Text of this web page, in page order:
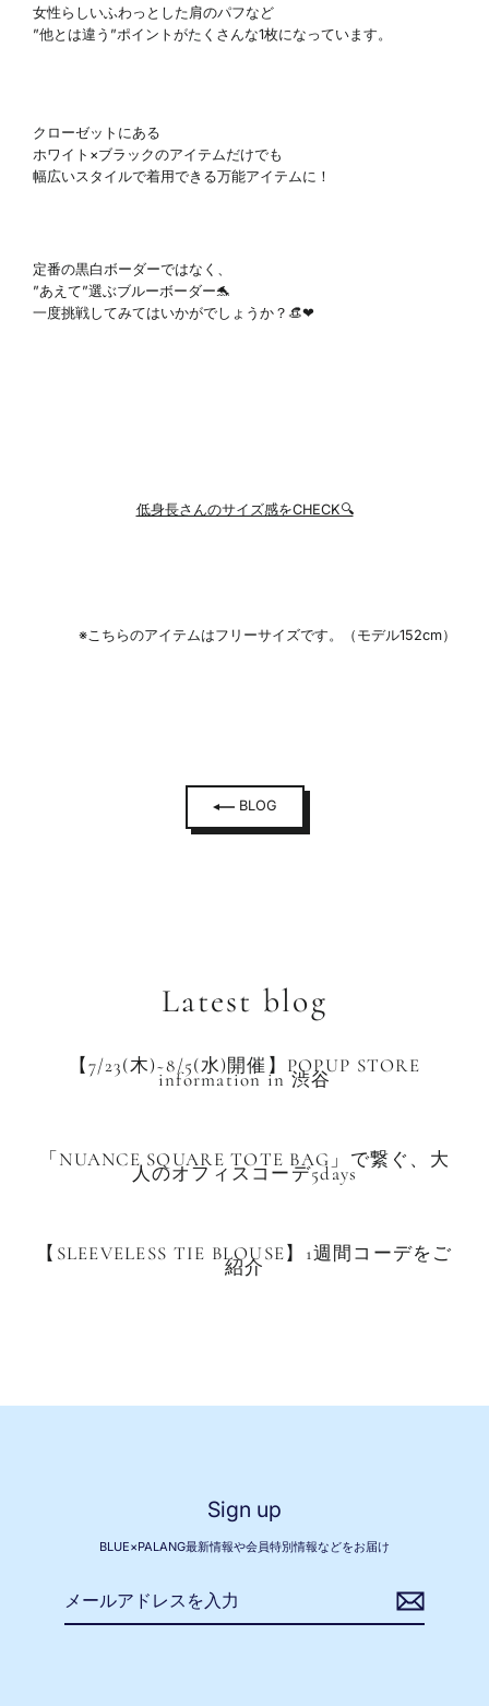
女性らしいふわっとした肩のパフなど
”他とは違う”ポイントがたくさんな1枚になっています。
クローゼットにある
ホワイト×ブラックのアイテムだけでも
幅広いスタイルで着用できる万能アイテムに！
定番の黒白ボーダーではなく、
”あえて”選ぶブルーボーダー🐬
一度挑戦してみてはいかがでしょうか？👒❤︎
低身長さんのサイズ感をCHECK🔍
※こちらのアイテムはフリーサイズです。（モデル152cm）
BLOG
Latest blog
【7/23(木)~8/5(水)開催】POPUP STORE
information in 渋谷
「NUANCE SQUARE TOTE BAG」で繋ぐ、大
人のオフィスコーデ5days
【SLEEVELESS TIE BLOUSE】1週間コーデをご
紹介
Sign up
BLUE×PALANG最新情報や会員特別情報などをお届け